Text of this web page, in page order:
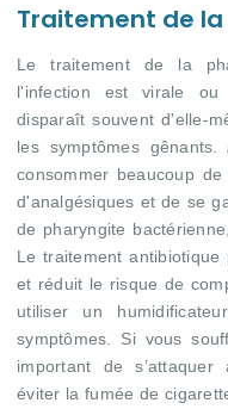
Traitement de
Le traitement de la
l'infection est virale ou
disparaît souvent d'elle-
les symptômes
consommer beaucoup
d'analgésiques et de se
de pharyngite
Le traitement
et réduit le risque de
utiliser un
symptômes. Si vous
important de s’attaquer
éviter la fumée de